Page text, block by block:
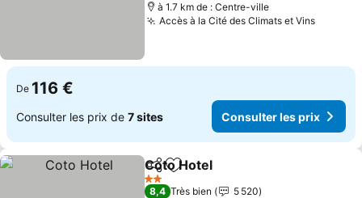
à 1.7 km de : Centre-ville
Accès à la Cité des Climats et Vins
De 116 €
Consulter les prix de 7 sites Consulter les prix
PartagerAjouter à mes favoris
Coto Hotel
2 Étoiles
8,4 Très bien
5 520